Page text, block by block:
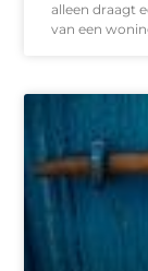
alleen draagt
van een